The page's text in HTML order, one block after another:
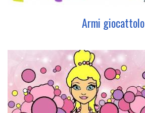
Armi giocattolo